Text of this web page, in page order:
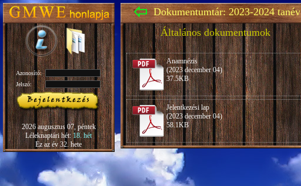
Azonosító:
Jelszó:
2026 augusztus 07, péntek
Léleknaptári hét:18. hét
Ez az év 32. hete
Dokumentumtár: 2023-2024 tanév
Általános dokumentumok
Anamnézis
(2023 december 04)
37.5KB
Jelentkezési lap
(2023 december 04)
58.1KB